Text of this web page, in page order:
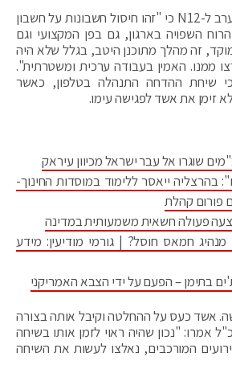
קצינים בכירים אמרו הערב ל-N12 כי "זהו חיסול חשבונות על חשבון
השפויה בארגון, גם בפן המקצועי וגם
זה מהלך מתוכנן היטב, בגלל שלא היה
ממנו. האמין בעבודה ערכית ומשטרתית".
שיחת ההדחה התנהלה בטלפון, כאשר
זימן את אשד לפגישה עימו.
שוגרו אל עבר ישראל מכיוון עיראק
בהרצליה ייאסר ללימוד במוסדות החינוך-
פורום קהלת
פעולה חשאית משמעותית במדינה
חמאס חוסל? | גורמי מודיעין: מידע
בתימן – הפעם על ידי הצבא האמריקני
אשד כעס על ההחלטה וקיבל אותה בצורה
אמרו: "נכון שהיה ראוי לזמן אותו בשיחה
המורכבים, נאלצו לעשות את השיחה